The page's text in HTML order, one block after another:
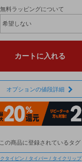
無料ラッピングについて
カートに入れる
オプションの値段詳細
この商品に登録されているタグ
タイピン / タイバー / タイクリップ